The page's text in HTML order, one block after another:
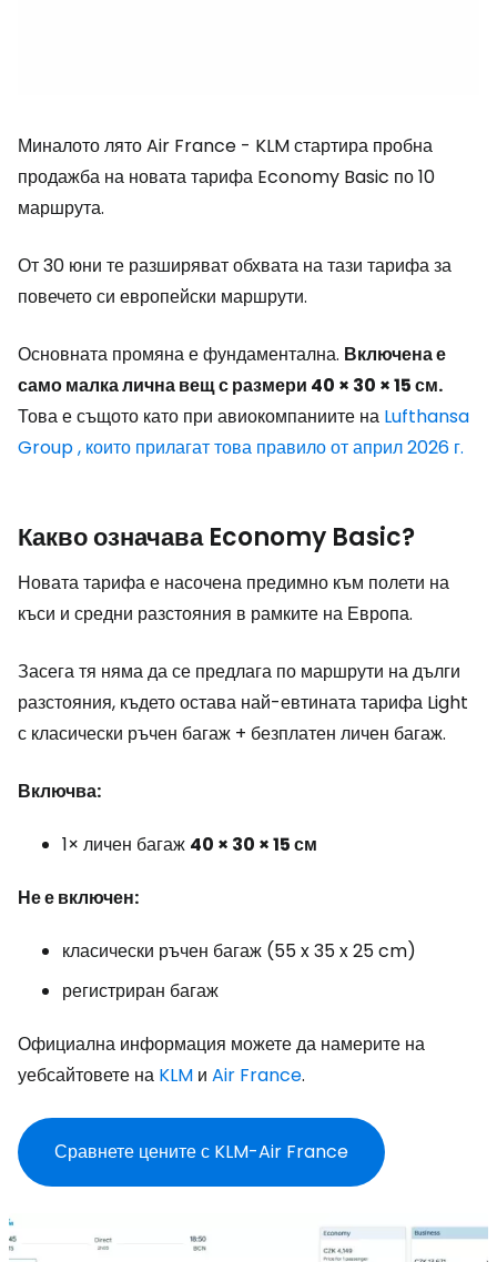
Миналото лято Air France - KLM стартира пробна
продажба на новата тарифа Economy Basic по 10
маршрута.
От 30 юни те разширяват обхвата на тази тарифа за
повечето си европейски маршрути.
Основната промяна е фундаментална. Включена е
само малка лична вещ с размери 40 × 30 × 15 см.
Това е същото като при авиокомпаниите на Lufthansa
Group, които прилагат това правило от април 2026 г.
Какво означава Economy Basic?
Новата тарифа е насочена предимно към полети на
къси и средни разстояния в рамките на Европа.
Засега тя няма да се предлага по маршрути на дълги
разстояния, където остава най-евтината тарифа Light
с класически ръчен багаж + безплатен личен багаж.
Включва:
1× личен багаж 40 × 30 × 15 см
Не е включен:
класически ръчен багаж (55 x 35 x 25 cm)
регистриран багаж
Официална информация можете да намерите на
уебсайтовете на KLM и Air France.
Сравнете цените с KLM-Air France